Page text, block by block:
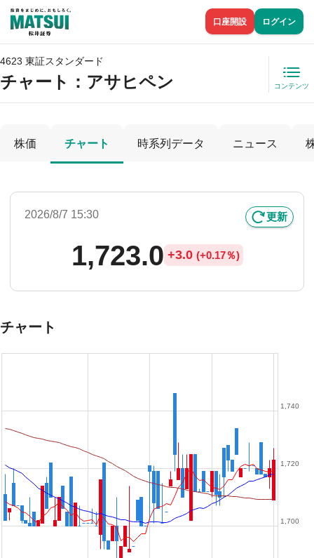
口座開設 ログイン
4623 東証スタンダード
チャート： アサヒペン コンテンツ
株価 チャート 時系列データ ニュース
2026/8/7 15:30 更新
1,723.0 +3.0 (+0.17％)
チャート
1,700
1,720
1,740